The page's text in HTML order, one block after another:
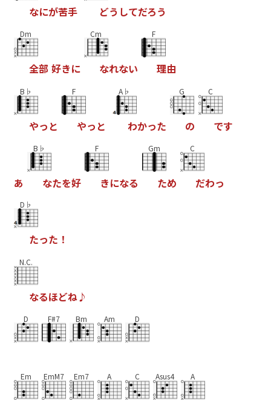
なにが苦手 どう してだろう
Dm
全部 好きに
Cm
なれない
F
理由
B♭
やっ と
F
やっ と
A♭
わかった
G
の
C
です
あ
B♭
なたを好
F
きになる
Gm
ため
C
だわっ
D♭
たった ！
N.C.
なるほどね♪
D F#7 Bm Am D
Em EmM7 Em7 A C Asus4 A